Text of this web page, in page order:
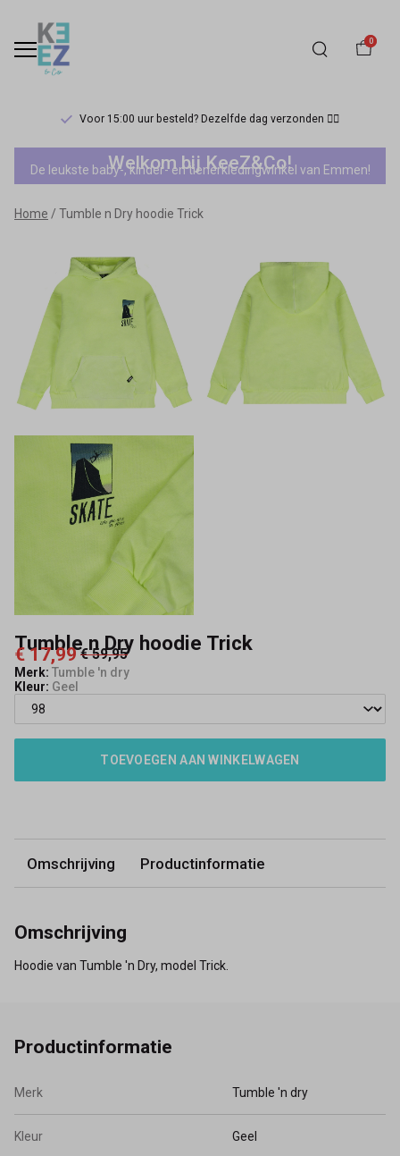
0
Voor 15:00 uur besteld? Dezelfde dag verzonden 🏃‍♀️
Tumble
n
Dry
hoodie
Trick
Keez&Co
Welkom bij KeeZ&Co!
De leukste baby-, kinder- en tienerkledingwinkel van Emmen!
Home Tumble n Dry hoodie Trick
Tumble n Dry hoodie Trick
€ 17,99 € 59,95
Merk: Tumble 'n dry
Kleur: Geel
TOEVOEGEN AAN WINKELWAGEN
Omschrijving Productinformatie
Omschrijving
Hoodie van Tumble 'n Dry, model Trick.
Productinformatie
Merk Tumble 'n dry
Kleur Geel